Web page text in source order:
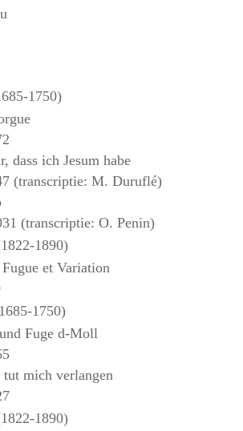
1750)
dass ich Jesum habe
(transcriptie: M. Duruflé)
(transcriptie: O. Penin)
1890)
et Variation
1750)
Fuge d-Moll
mich verlangen
1890)